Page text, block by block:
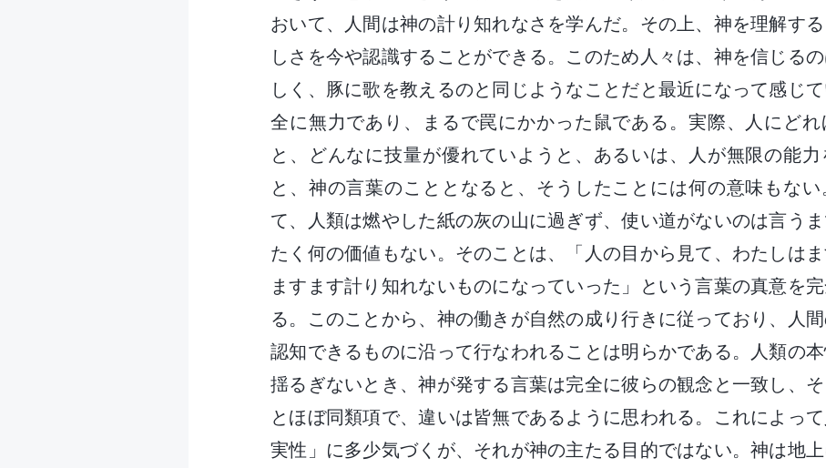
おいて、人間は神の計り知れなさを学んだ。その上、神を理解す
しさを今や認識することができる。このため人々は、神を信じる
しく、豚に歌を教えるのと同じようなことだと最近になって感じ
全に無力であり、まるで罠にかかった鼠である。実際、人にどれ
と、どんなに技量が優れていようと、あるいは、人が無限の能力
と、神の言葉のこととなると、そうしたことには何の意味もな
て、人類は燃やした紙の灰の山に過ぎず、使い道がないのは言う
たく何の価値もない。そのことは、「人の目から見て、わたしはま
ますます計り知れないものになっていった」という言葉の真意を
る。このことから、神の働きが自然の成り行きに従っており、人
認知できるものに沿って行なわれることは明らかである。人類の
揺るぎないとき、神が発する言葉は完全に彼らの観念と一致し、
とほぼ同類項で、違いは皆無であるように思われる。これによっ
実性」に多少気づくが、それが神の主たる目的ではない。神は地